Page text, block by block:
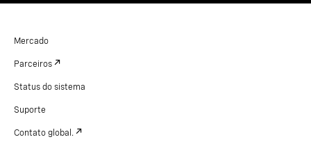
Mercado
Parceiros
Status do sistema
Suporte
Contato global.